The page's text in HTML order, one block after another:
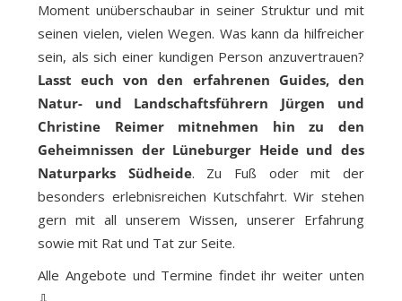
Moment unüberschaubar in seiner Struktur und mit
seinen vielen, vielen Wegen. Was kann da hilfreicher
sein, als sich einer kundigen Person anzuvertrauen?
Lasst euch von den erfahrenen Guides, den
Natur- und Landschaftsführern Jürgen und
Christine Reimer mitnehmen hin zu den
Geheimnissen der Lüneburger Heide und des
Naturparks Südheide. Zu Fuß oder mit der
besonders erlebnisreichen Kutschfahrt. Wir stehen
gern mit all unserem Wissen, unserer Erfahrung
sowie mit Rat und Tat zur Seite.
Alle Angebote und Termine findet ihr weiter unten